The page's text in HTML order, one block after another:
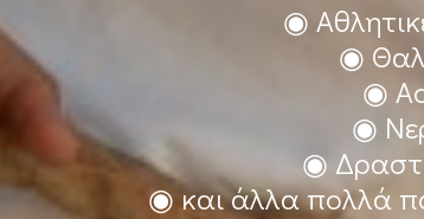
◉
◉
◉
◉
◉
◉ και άλλα πολλά